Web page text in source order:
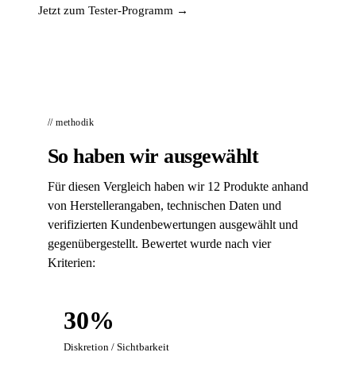
Jetzt zum Tester-Programm →
// methodik
So haben wir ausgewählt
Für diesen Vergleich haben wir 12 Produkte anhand
von Herstellerangaben, technischen Daten und
verifizierten Kundenbewertungen ausgewählt und
gegenübergestellt. Bewertet wurde nach vier
Kriterien:
30%
Diskretion / Sichtbarkeit